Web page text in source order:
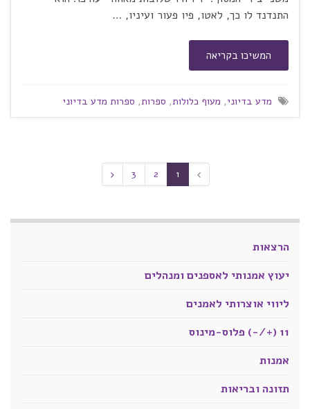
התנדנד לו כך, לאטו, פיו פעור ועיניו, …
המשיכו בקריאה
מדע בדיוני, מעוף כלולות, ספרות, ספרות מדע בדיוני
1
2
3
הרצאות
יעוץ אמנותי לאספנים ומנהלים
ליווי אוצרותי לאמנים
11 (+/-) פלוס-מינוס
אמנות
תזונה ובריאות